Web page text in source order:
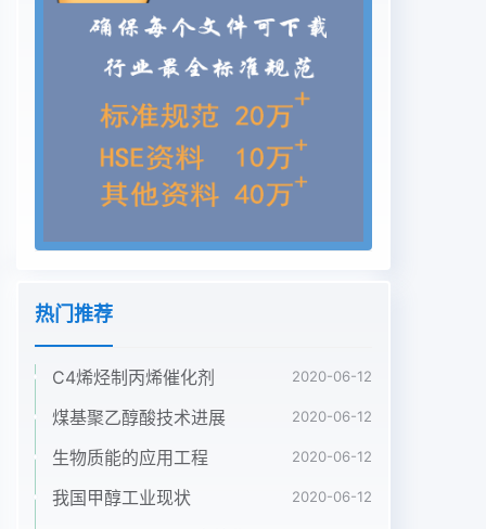
reached 12. 4% averagely under medium
andhigh burthen. In the range of medium and
high burthen, all the smoke intensity of burning
mixed fuel was lowerthan that of burning diesel.
and the decrement reached 25. 6%, and the
letting value of nox redincreased; the fuel
consumption rate decreased significantly under
medium and high burthen with goodeconomy,
reduced environmental pollution and had good
performance0引言环保局认为:采用甲醇燃料是实现
清洁环境的最有效随着工业的发展和人民生活水平的
提高,以石油的方法。中国具有丰富的煤炭资源,煤制
醇成为发展为原料的液体燃料的消耗量持续増长,而
对石油燃料在日益减少,研究与开发替代燃料势在必
行。国外许的依赖和解决日趋严重的大气污染问题开
热门推荐
C4烯烃制丙烯催化剂 2020-06-12
煤基聚乙醇酸技术进展 2020-06-12
生物质能的应用工程 2020-06-12
我国甲醇工业现状 2020-06-12